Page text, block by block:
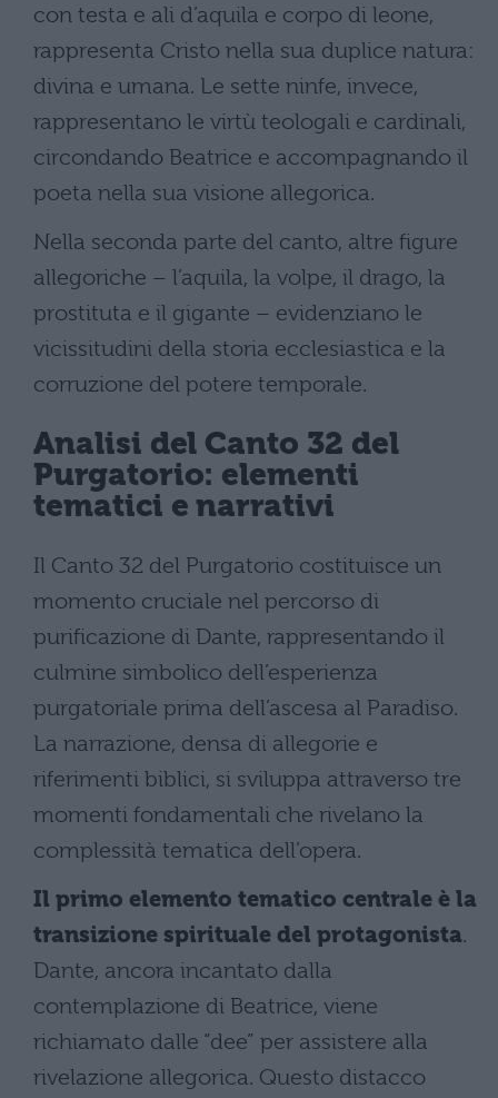
con testa e ali d’aquila e corpo di leone,
rappresenta Cristo nella sua duplice natura:
divina e umana. Le sette ninfe, invece,
rappresentano le virtù teologali e cardinali,
circondando Beatrice e accompagnando il
poeta nella sua visione allegorica.
Nella seconda parte del canto, altre figure
allegoriche – l’aquila, la volpe, il drago, la
prostituta e il gigante – evidenziano le
vicissitudini della storia ecclesiastica e la
corruzione del potere temporale.
Analisi del Canto 32 del
Purgatorio: elementi
tematici e narrativi
Il Canto 32 del Purgatorio costituisce un
momento cruciale nel percorso di
purificazione di Dante, rappresentando il
culmine simbolico dell’esperienza
purgatoriale prima dell’ascesa al Paradiso.
La narrazione, densa di allegorie e
riferimenti biblici, si sviluppa attraverso tre
momenti fondamentali che rivelano la
complessità tematica dell’opera.
Il primo elemento tematico centrale è la
transizione spirituale del protagonista.
Dante, ancora incantato dalla
contemplazione di Beatrice, viene
richiamato dalle “dee” per assistere alla
rivelazione allegorica. Questo distacco